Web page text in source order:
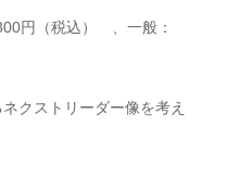
円（税込） 、一般：
クストリーダー像を考え